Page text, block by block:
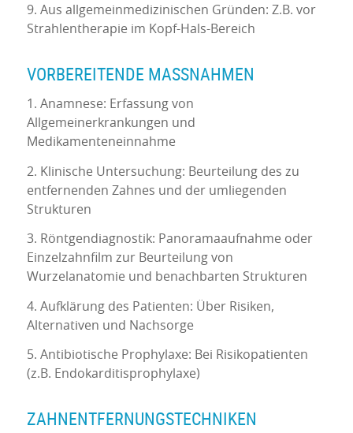
9. Aus allgemeinmedizinischen Gründen: Z.B. vor
Strahlentherapie im Kopf-Hals-Bereich
VORBEREITENDE MASSNAHMEN
1. Anamnese: Erfassung von
Allgemeinerkrankungen und
Medikamenteneinnahme
2. Klinische Untersuchung: Beurteilung des zu
entfernenden Zahnes und der umliegenden
Strukturen
3. Röntgendiagnostik: Panoramaaufnahme oder
Einzelzahnfilm zur Beurteilung von
Wurzelanatomie und benachbarten Strukturen
4. Aufklärung des Patienten: Über Risiken,
Alternativen und Nachsorge
5. Antibiotische Prophylaxe: Bei Risikopatienten
(z.B. Endokarditisprophylaxe)
ZAHNENTFERNUNGSTECHNIKEN